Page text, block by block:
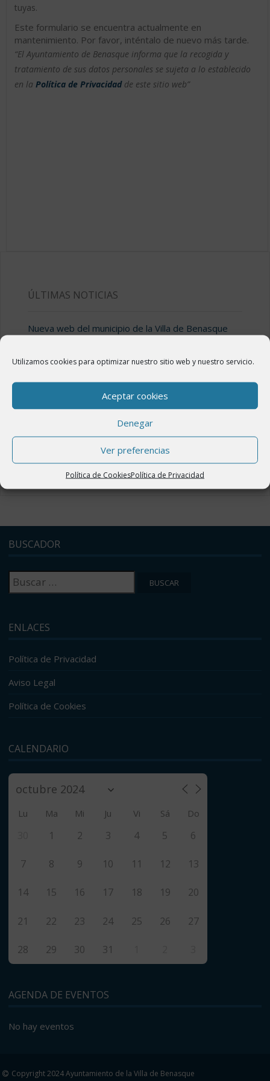
Utilizamos cookies para optimizar nuestro sitio web y nuestro servicio.
Aceptar cookies
Denegar
Ver preferencias
Política de CookiesPolítica de Privacidad
tuyas.
Este formulario se encuentra actualmente en
mantenimiento. Por favor, inténtalo de nuevo más tarde.
“El Ayuntamiento de Benasque informa que la recogida y
tratamiento de sus datos personales se sujeta a lo establecido
en la Política de Privacidadde este sitio web”
ÚLTIMAS NOTICIAS
Nueva web del municipio de la Villa de Benasque
Valle de Benasque
BUSCADOR
Buscar:
ENLACES
Política de Privacidad
Aviso Legal
Política de Cookies
CALENDARIO
Lu Ma Mi Ju Vi Sá Do
1 2 3 4 5 6
7 8 9 10 11 12 13
14 15 16 17 18 19 20
21 22 23 24 25 26 27
28 29 30 31
AGENDA DE EVENTOS
No hay eventos
Copyright 2024 Ayuntamiento de la Villa de Benasque